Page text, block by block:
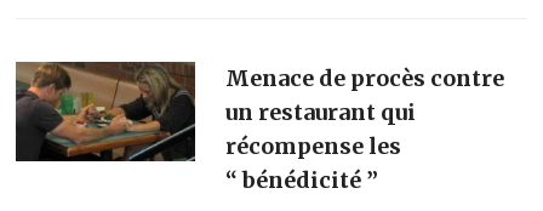
Menace de procès contre
un restaurant qui
récompense les
“ bénédicité ”